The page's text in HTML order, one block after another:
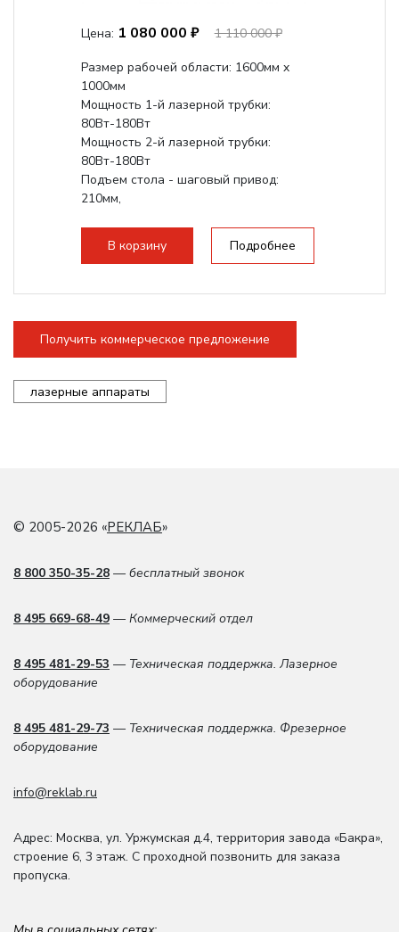
Цена: 1 080 000 ₽
1 110 000 ₽
Размер рабочей области: 1600мм x
1000мм
Мощность 1-й лазерной трубки:
80Вт-180Вт
Мощность 2-й лазерной трубки:
80Вт-180Вт
Подъем стола - шаговый привод:
210мм,
Проводка:...
В корзину Подробнее
Получить коммерческое предложение
лазерные аппараты
© 2005-2026 «РЕКЛАБ»
8 800 350-35-28 — бесплатный звонок
8 495 669-68-49 — Коммерческий отдел
8 495 481-29-53 — Техническая поддержка. Лазерное
оборудование
8 495 481-29-73 — Техническая поддержка. Фрезерное
оборудование
info@reklab.ru
Адрес: Москва, ул. Уржумская д.4, территория завода «Бакра»,
строение 6, 3 этаж. С проходной позвонить для заказа
пропуска.